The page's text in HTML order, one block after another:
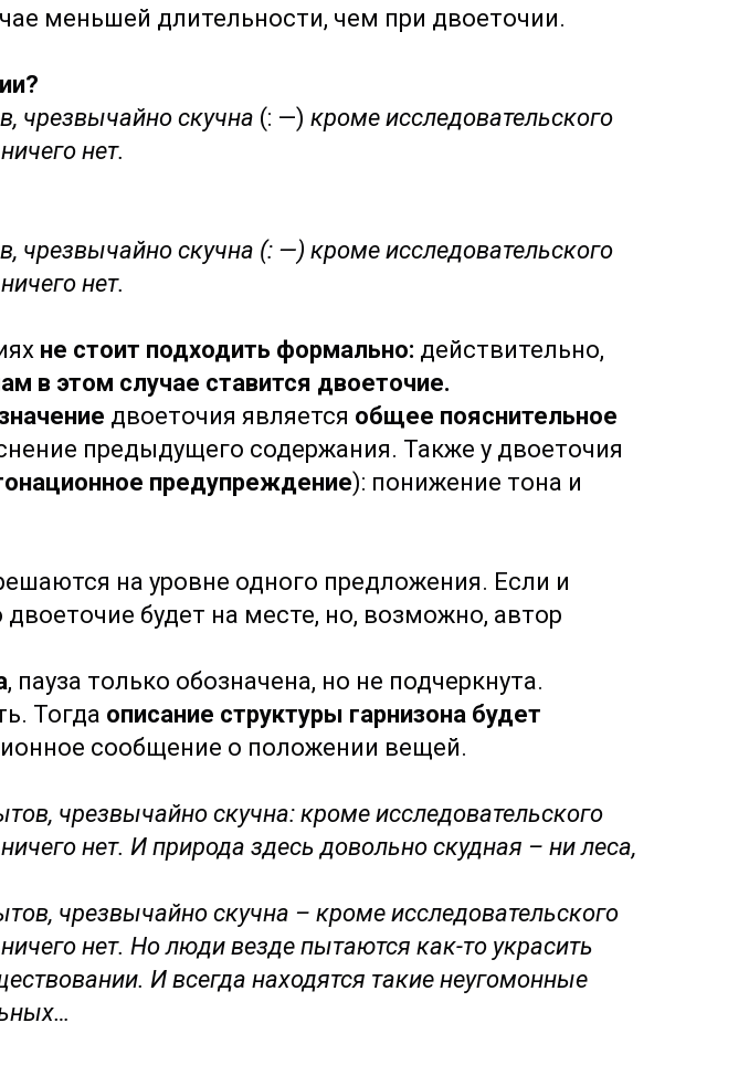
меньшей длительности, чем при двоеточии.
чрезвычайно скучна (: —) кроме исследовательского
нет.
чрезвычайно скучна (: —) кроме исследовательского
нет.
не стоит подходить формально: действительно,
в этом случае ставится двоеточие.
двоеточия является общее пояснительное
предыдущего содержания. Также у двоеточия
предупреждение): понижение тона и
на уровне одного предложения. Если и
двоеточие будет на месте, но, возможно, автор
, пауза только обозначена, но не подчеркнута.
Тогда описание структуры гарнизона будет
сообщение о положении вещей.
чрезвычайно скучна: кроме исследовательского
нет. И природа здесь довольно скудная – ни леса,
чрезвычайно скучна – кроме исследовательского
нет. Но люди везде пытаются как-то украсить
И всегда находятся такие неугомонные